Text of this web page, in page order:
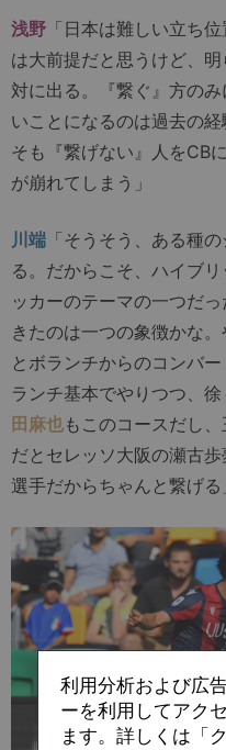
浅野 「日本は難しい立ち
は大前提だと思うけど、
対に出る。『繋ぐ』方の
いことになるのは過去の
そも『繋げない』人をCB
が崩れてしまう」
川端 「そうそう、ある種
る。だからこそ、ハイブ
ッカーのテーマの一つだっ
きたのは一つの象徴かな
とボランチからのコンバ
ランチ基本でやりつつ、徐
田麻也もこのコースだし
だとセレッソ大阪の瀬古
選手だからちゃんと繋げる
利用分析および広
ーを利用してアク
ます。詳しくは「